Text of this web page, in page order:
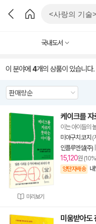
국내도서
이 분야에 4개의 상품이 있습니다.
미리보기
케이크를
이는 아이들의
미야구치 코지 (
인플루엔셜(주)
15,120원
양탄자배송 내
미움받아도